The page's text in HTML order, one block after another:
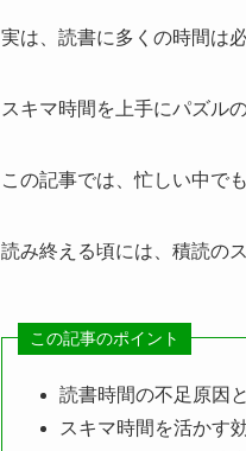
実は、読書に多くの時間は
スキマ時間を上手にパズル
この記事では、忙しい中で
読み終える頃には、積読の
この記事のポイント
読書時間の不足原因
スキマ時間を活かす